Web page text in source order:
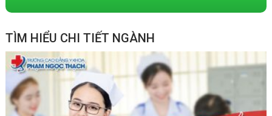
TÌM HIỂU CHI TIẾT NGÀNH